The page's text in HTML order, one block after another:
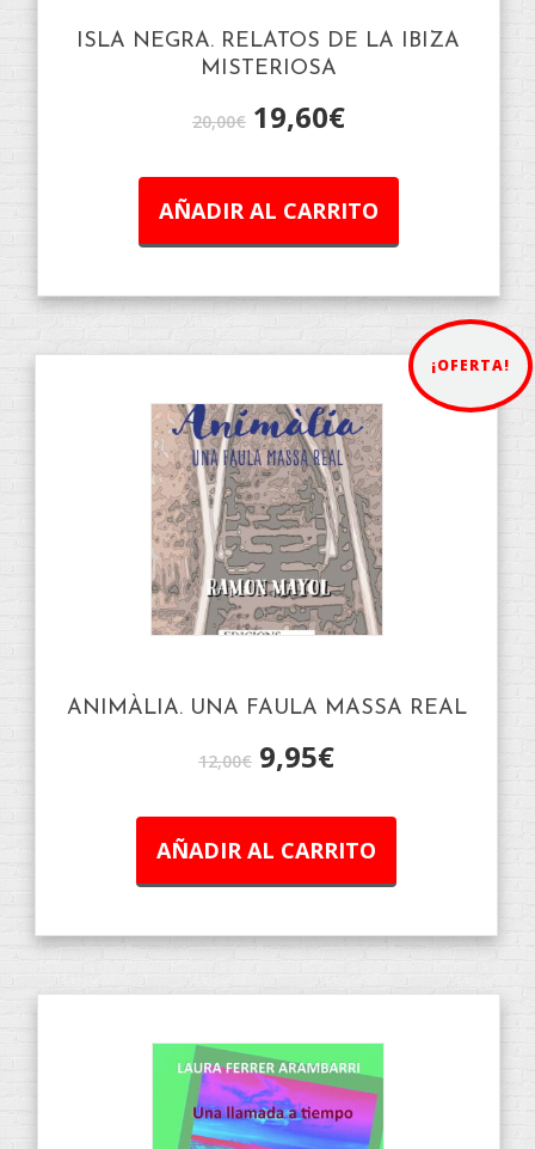
ISLA NEGRA. RELATOS DE LA IBIZA
MISTERIOSA
20,00€ 19,60€
AÑADIR AL CARRITO
¡OFERTA!
ANIMÀLIA. UNA FAULA MASSA REAL
12,00€ 9,95€
AÑADIR AL CARRITO